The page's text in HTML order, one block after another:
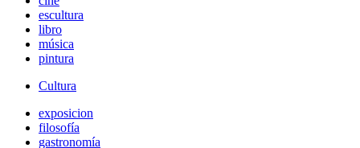
escultura
libro
música
pintura
Cultura
exposicion
filosofía
gastronomía